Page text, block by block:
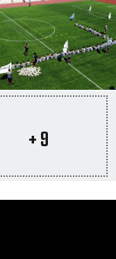
+ 9